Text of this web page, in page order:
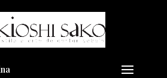
em transformar seu
Visual??